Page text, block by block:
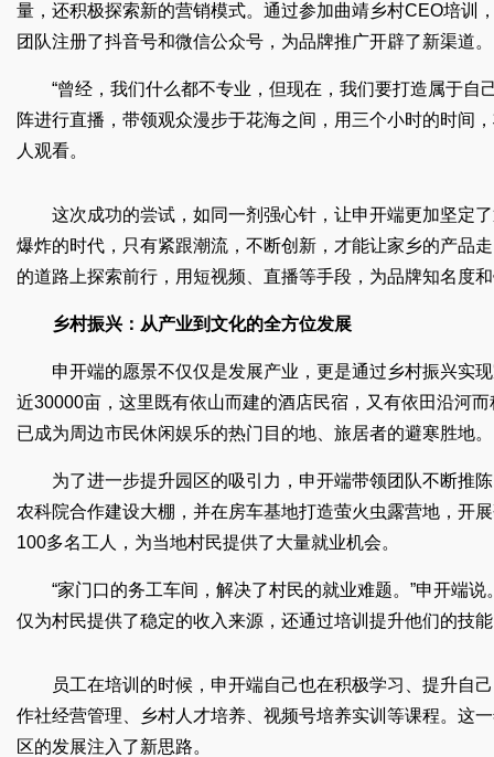
量，还积极探索新的营销模式。通过参加曲靖乡村CEO培训
团队注册了抖音号和微信公众号，为品牌推广开辟了新渠道。
“曾经，我们什么都不专业，但现在，我们要打造属于
阵进行直播，带领观众漫步于花海之间，用三个小时的时间
人观看。
这次成功的尝试，如同一剂强心针，让申开端更加坚定
爆炸的时代，只有紧跟潮流，不断创新，才能让家乡的产品
的道路上探索前行，用短视频、直播等手段，为品牌知名度
乡村振兴：从产业到文化的全方位发展
申开端的愿景不仅仅是发展产业，更是通过乡村振兴实
近30000亩，这里既有依山而建的酒店民宿，又有依田沿河
已成为周边市民休闲娱乐的热门目的地、旅居者的避寒胜地。
为了进一步提升园区的吸引力，申开端带领团队不断推
农科院合作建设大棚，并在房车基地打造萤火虫露营地，开
100多名工人，为当地村民提供了大量就业机会。
“家门口的务工车间，解决了村民的就业难题。”申开端
仅为村民提供了稳定的收入来源，还通过培训提升他们的技
员工在培训的时候，申开端自己也在积极学习、提升自
作社经营管理、乡村人才培养、视频号培养实训等课程。这
区的发展注入了新思路。